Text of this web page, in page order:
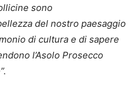
sono
del nostro paesaggio
di cultura e di sapere
l’Asolo Prosecco